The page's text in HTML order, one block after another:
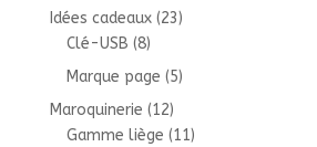
Idées cadeaux (23)
Clé-USB (8)
Marque page (5)
Maroquinerie (12)
Gamme liège (11)